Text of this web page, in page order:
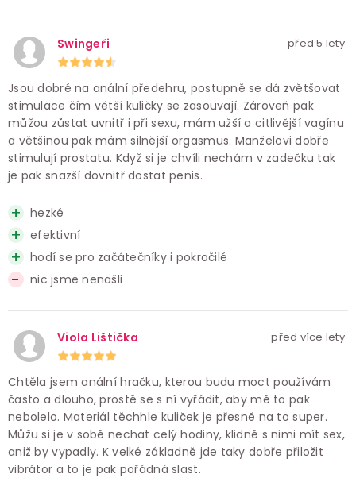
Swingeři před 5 lety
Jsou dobré na anální předehru, postupně se dá zvětšovat
stimulace čím větší kuličky se zasouvají. Zároveň pak
můžou zůstat uvnitř i při sexu, mám užší a citlivější vagínu
a většinou pak mám silnější orgasmus. Manželovi dobře
stimulují prostatu. Když si je chvíli nechám v zadečku tak
je pak snazší dovnitř dostat penis.
hezké
efektivní
hodí se pro začátečníky i pokročilé
nic jsme nenašli
Viola Lištička před více lety
Chtěla jsem anální hračku, kterou budu moct používám
často a dlouho, prostě se s ní vyřádit, aby mě to pak
nebolelo. Materiál těchhle kuliček je přesně na to super.
Můžu si je v sobě nechat celý hodiny, klidně s nimi mít sex,
aniž by vypadly. K velké základně jde taky dobře přiložit
vibrátor a to je pak pořádná slast.